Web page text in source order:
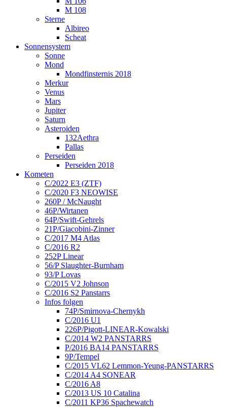
M 108
Sterne
Albireo
Scheat
Sonnensystem
Sonne
Mond
Mondfinsternis 2018
Merkur
Venus
Mars
Jupiter
Saturn
Asteroiden
132Aethra
Pallas
Perseiden
Perseiden 2018
Kometen
C/2022 E3 (ZTF)
C/2020 F3 NEOWISE
260P / McNaught
46P/Wirtanen
64P/Swift-Gehrels
21P/Giacobini-Zinner
C/2017 M4 Atlas
C/2016 R2
252P Linear
56/P Slaughter-Burnham
93/P Lovas
C/2015 V2 Johnson
C/2016 S2 Panstarrs
Infos folgen
74P/Smirnova-Chernykh
C/2016 U1
226P/Pigott-LINEAR-Kowalski
C/2014 W2 PANSTARRS
P/2016 BA14 PANSTARRS
9P/Tempel
C/2015 VL62 Lemmon-Yeung-PANSTARRS
C/2014 A4 SONEAR
C/2016 A8
C/2013 US 10 Catalina
C/2011 KP36 Spachewatch